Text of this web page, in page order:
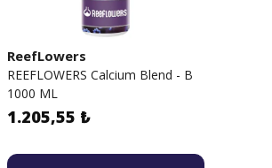
ReefLowers
REEFLOWERS Calcium Blend - B
1000 ML
1.205,55 ₺